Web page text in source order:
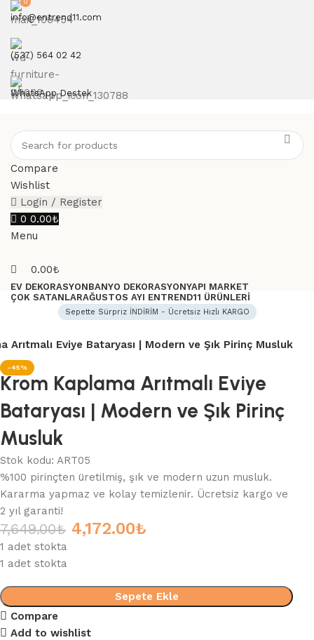
info@entrend11.com
(537) 564 02 42
WhatsApp Destek
Compare
Wishlist
Login / Register
0 0.00₺
Menu
0
0.00₺
EV DEKORASYONBANYO DEKORASYONYAPI MARKET
ÇOK SATANLARAĞUSTOS AYI ENTREND11 ÜRÜNLERI
Sepette Sürpriz İNDİRİM - Ücretsiz Hızlı KARGO
Arıtmalı Eviye Bataryası | Modern ve Şık Pirinç Musluk
-45%
Krom Kaplama Arıtmalı Eviye
Bataryası | Modern ve Şık Pirinç
Musluk
Stok kodu:ART05
%100 pirinçten üretilmiş, şık ve modern uzun musluk.
Kararma yapmaz ve kolay temizlenir. Ücretsiz kargo ve
2 yıl garanti!
7,649.00₺ 4,172.00₺
1 adet stokta
1 adet stokta
Sepete Ekle
Compare
Add to wishlist